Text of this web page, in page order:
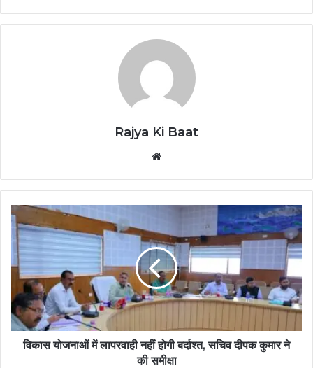
Rajya Ki Baat
विकास योजनाओं में लापरवाही नहीं होगी बर्दाश्त, सचिव दीपक कुमार ने
की समीक्षा